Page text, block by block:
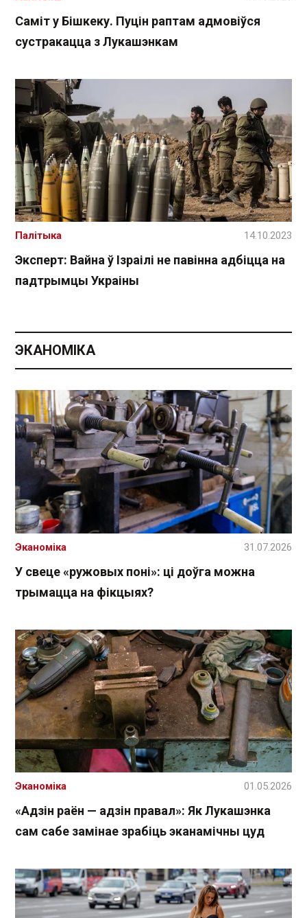
Саміт у Бішкеку. Пуцін раптам адмовіўся
сустракацца з Лукашэнкам
Эксперт: Вайна ў Ізраілі не павінна адбіцца на
падтрымцы Украіны
Палітыка 14.10.2023
ЭКАНОМІКА
У свеце «ружовых поні»: ці доўга можна
трымацца на фікцыях?
Эканоміка 31.07.2026
«Адзін раён — адзін правал»: Як Лукашэнка
сам сабе замінае зрабіць эканамічны цуд
Эканоміка 01.05.2026